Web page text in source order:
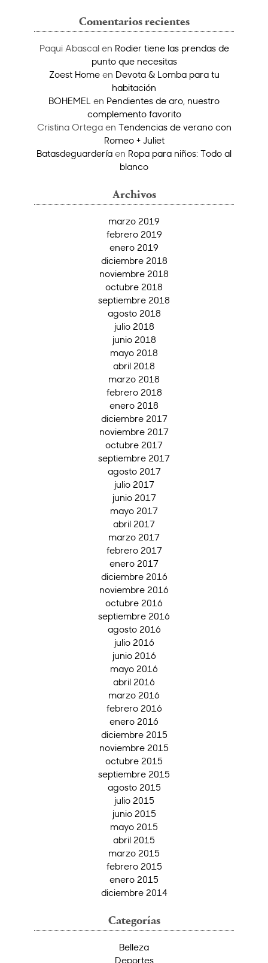
Comentarios recientes
Paqui Abascalen Rodier tiene las prendas de
punto que necesitas
Zoest Homeen Devota & Lomba para tu
habitación
BOHEMEL en Pendientes de aro, nuestro
complemento favorito
Cristina Ortegaen Tendencias de verano con
Romeo + Juliet
Batasdeguardería en Ropa para niños: Todo al
blanco
Archivos
marzo 2019
febrero 2019
enero 2019
diciembre 2018
noviembre 2018
octubre 2018
septiembre 2018
agosto 2018
julio 2018
junio 2018
mayo 2018
abril 2018
marzo 2018
febrero 2018
enero 2018
diciembre 2017
noviembre 2017
octubre 2017
septiembre 2017
agosto 2017
julio 2017
junio 2017
mayo 2017
abril 2017
marzo 2017
febrero 2017
enero 2017
diciembre 2016
noviembre 2016
octubre 2016
septiembre 2016
agosto 2016
julio 2016
junio 2016
mayo 2016
abril 2016
marzo 2016
febrero 2016
enero 2016
diciembre 2015
noviembre 2015
octubre 2015
septiembre 2015
agosto 2015
julio 2015
junio 2015
mayo 2015
abril 2015
marzo 2015
febrero 2015
enero 2015
diciembre 2014
Categorías
Belleza
Deportes